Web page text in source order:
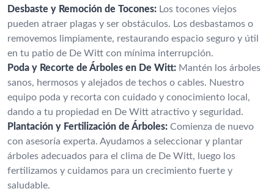
Desbaste y Remoción de Tocones: Los tocones viejos
pueden atraer plagas y ser obstáculos. Los desbastamos o
removemos limpiamente, restaurando espacio seguro y útil
en tu patio de De Witt con mínima interrupción.
Poda y Recorte de Árboles en De Witt: Mantén los árboles
sanos, hermosos y alejados de techos o cables. Nuestro
equipo poda y recorta con cuidado y conocimiento local,
dando a tu propiedad en De Witt atractivo y seguridad.
Plantación y Fertilización de Árboles: Comienza de nuevo
con asesoría experta. Ayudamos a seleccionar y plantar
árboles adecuados para el clima de De Witt, luego los
fertilizamos y cuidamos para un crecimiento fuerte y
saludable.